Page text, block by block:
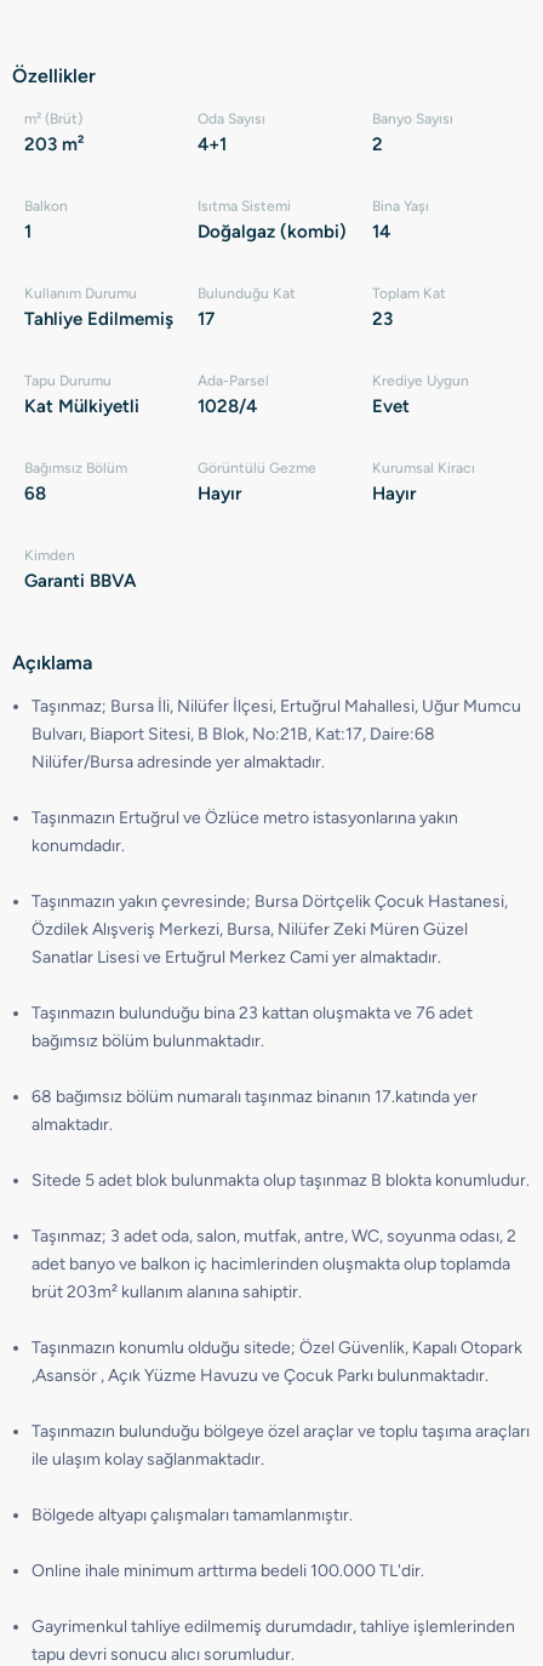
Özellikler
m² (Brüt)
203 m²
Oda Sayısı
4+1
Banyo Sayısı
2
Balkon
1
Isıtma Sistemi
Doğalgaz (kombi)
Bina Yaşı
14
Kullanım Durumu
Tahliye Edilmemiş
Bulunduğu Kat
17
Toplam Kat
23
Tapu Durumu
Kat Mülkiyetli
Ada-Parsel
1028/4
Krediye Uygun
Evet
Bağımsız Bölüm
68
Görüntülü Gezme
Hayır
Kurumsal Kiracı
Hayır
Kimden
Garanti BBVA
Açıklama
Taşınmaz; Bursa İli, Nilüfer İlçesi, Ertuğrul Mahallesi, Uğur Mumcu
Bulvarı, Biaport Sitesi, B Blok, No:21B, Kat:17, Daire:68
Nilüfer/Bursa adresinde yer almaktadır.
Taşınmazın Ertuğrul ve Özlüce metro istasyonlarına yakın
konumdadır.
Taşınmazın yakın çevresinde; Bursa Dörtçelik Çocuk Hastanesi,
Özdilek Alışveriş Merkezi, Bursa, Nilüfer Zeki Müren Güzel
Sanatlar Lisesi ve Ertuğrul Merkez Cami yer almaktadır.
Taşınmazın bulunduğu bina 23 kattan oluşmakta ve 76 adet
bağımsız bölüm bulunmaktadır.
68 bağımsız bölüm numaralı taşınmaz binanın 17.katında yer
almaktadır.
Sitede 5 adet blok bulunmakta olup taşınmaz B blokta konumludur.
Taşınmaz; 3 adet oda, salon, mutfak, antre, WC, soyunma odası, 2
adet banyo ve balkon iç hacimlerinden oluşmakta olup toplamda
brüt 203m² kullanım alanına sahiptir.
Taşınmazın konumlu olduğu sitede; Özel Güvenlik, Kapalı Otopark
,Asansör , Açık Yüzme Havuzu ve Çocuk Parkı bulunmaktadır.
Taşınmazın bulunduğu bölgeye özel araçlar ve toplu taşıma araçları
ile ulaşım kolay sağlanmaktadır.
Bölgede altyapı çalışmaları tamamlanmıştır.
Online ihale minimum arttırma bedeli 100.000 TL'dir.
Gayrimenkul tahliye edilmemiş durumdadır, tahliye işlemlerinden
tapu devri sonucu alıcı sorumludur.